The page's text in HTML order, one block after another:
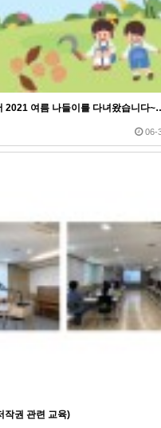
2021 여름 나들이를 다녀왔습니다
06-
작권 관련 교육)